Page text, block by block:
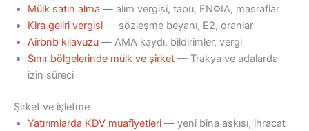
Mülk satın alma — alım vergisi, tapu, ΕΝΦΙΑ, masraflar
Kira geliri vergisi — sözleşme beyanı, E2, oranlar
Airbnb kılavuzu — ΑΜΑ kaydı, bildirimler, vergi
Sınır bölgelerinde mülk ve şirket — Trakya ve adalarda
izin süreci
Şirket ve işletme
Yatırımlarda KDV muafiyetleri — yeni bina askısı, ihracat